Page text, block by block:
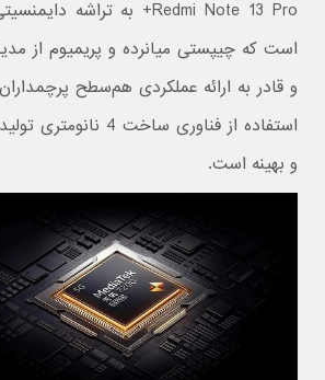
است که چیپستی میانرده و پریمیوم از
و قادر به ارائه عملکردی هم‌سطح
استفاده از فناوری
و بهینه است.